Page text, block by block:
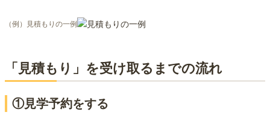
（例）見積もりの一例
「見積もり」を受け取るまでの流れ
①見学予約をする